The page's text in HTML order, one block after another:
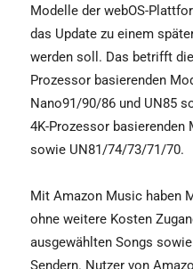
Modelle der webOS-
das Update zu einem
werden soll. Das betrifft
Prozessor basierenden
Nano91/90/86 und UN85
4K-Prozessor
sowie UN81/74/73/71/70.
Mit Amazon Music haben
ohne weitere Kosten
ausgewählten Songs
Sendern. Nutzer von